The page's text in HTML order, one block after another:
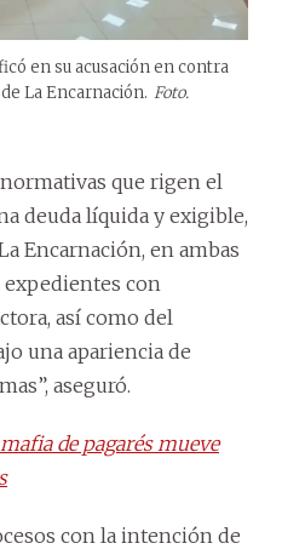
en su acusación en contra
La Encarnación. Foto.
que rigen el
deuda líquida y exigible,
Encarnación, en ambas
expedientes con
así como del
una apariencia de
aseguró.
de pagarés mueve
con la intención de